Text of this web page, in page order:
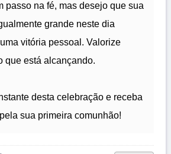
passo na fé, mas desejo que sua
grande neste dia
vitória pessoal. Valorize
que está alcançando.
desta celebração e receba
sua primeira comunhão!